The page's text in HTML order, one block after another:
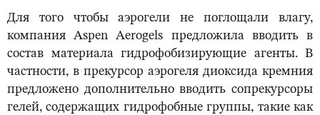
Для того чтобы аэрогели не поглощали влагу,
компания Aspen Aerogels предложила вводить в
состав материала гидрофобизирующие агенты. В
частности, в прекурсор аэрогеля диоксида кремния
предложено дополнительно вводить сопрекурсоры
гелей, содержащих гидрофобные группы, такие как